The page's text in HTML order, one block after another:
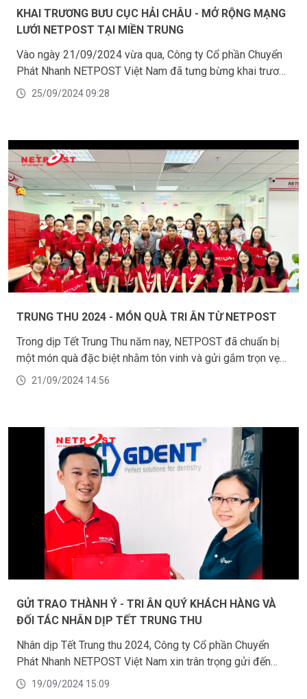
KHAI TRƯƠNG BƯU CỤC HẢI CHÂU - MỞ RỘNG MẠNG
LƯỚI NETPOST TẠI MIỀN TRUNG
Vào ngày 21/09/2024 vừa qua, Công ty Cổ phần Chuyển
Phát Nhanh NETPOST Việt Nam đã tưng bừng khai trương
Bưu cục Hải Châu tọa lạc tại số 196 Lê Đình Lý, Quận Hải
phục vụ khách hàng tại khu vực miền Trung của NETPOST.
25/09/2024 09:28
TRUNG THU 2024 - MÓN QUÀ TRI ÂN TỪ NETPOST
Trong dịp Tết Trung Thu năm nay, NETPOST đã chuẩn bị
một món quà đặc biệt nhằm tôn vinh và gửi gắm trọn vẹn
tình cảm, lòng tri ân sâu sắc tới toàn thể cán bộ nhân viên
21/09/2024 14:56
GỬI TRAO THÀNH Ý - TRI ÂN QUÝ KHÁCH HÀNG VÀ
ĐỐI TÁC NHÂN DỊP TẾT TRUNG THU
Nhân dịp Tết Trung thu 2024, Công ty Cổ phần Chuyển
Phát Nhanh NETPOST Việt Nam xin trân trọng gửi đến
Quý Khách và Đối tác một món quà nhỏ thay cho lời tri ân
19/09/2024 15:09